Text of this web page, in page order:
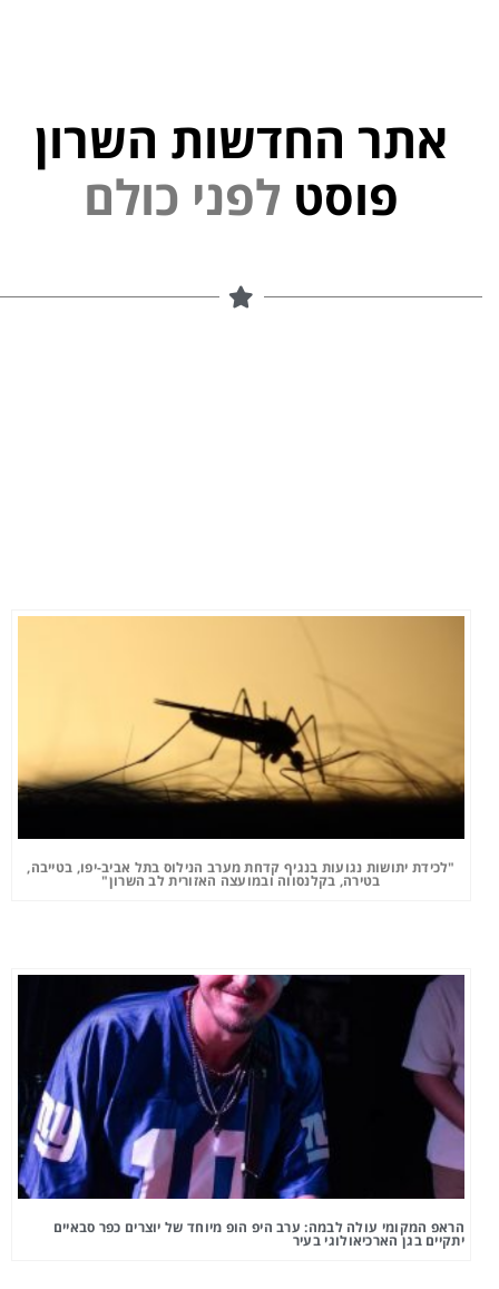
אתר החדשות השרון
פוסט
"לכידת יתושות נגועות בנגיף קדחת מערב הנילוס בתל אביב-יפו, בטייבה,
בטירה, בקלנסווה ובמועצה האזורית לב השרון"
הראפ המקומי עולה לבמה: ערב היפ הופ מיוחד של יוצרים כפר סבאיים
יתקיים בגן הארכיאולוגי בעיר